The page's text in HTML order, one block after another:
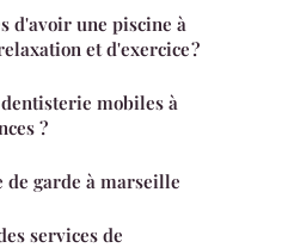
d'avoir une piscine à
et d'exercice ?
mobiles à
?
garde à marseille
services de